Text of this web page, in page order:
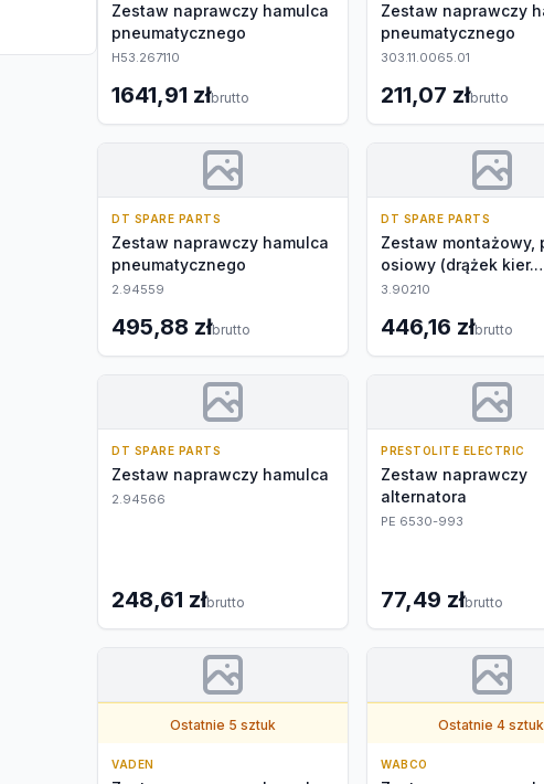
Zestaw naprawczy hamulca
pneumatycznego
H53.267110
1641,91 złbrutto
Zestaw naprawczy
pneumatycznego
303.11.0065.01
211,07 złbrutto
DT SPARE PARTS
Zestaw naprawczy hamulca
pneumatycznego
2.94559
495,88 złbrutto
DT SPARE PARTS
Zestaw montażowy,
osiowy (drążek kier.
poprzeczny)
3.90210
446,16 złbrutto
DT SPARE PARTS
Zestaw naprawczy hamulca
2.94566
248,61 złbrutto
PRESTOLITE ELECTRIC
Zestaw naprawczy
alternatora
PE 6530-993
77,49 złbrutto
Ostatnie 5 sztuk
VADEN
Ostatnie 4
WABCO